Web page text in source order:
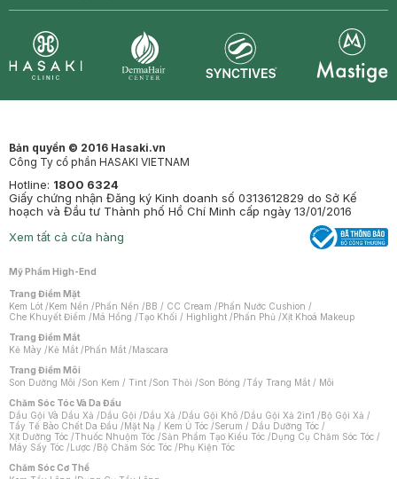
Bản quyền © 2016 Hasaki.vn
Công Ty cổ phần HASAKI VIETNAM
Hotline: 1800 6324
Giấy chứng nhận Đăng ký Kinh doanh số 0313612829 do Sở Kế
hoạch và Đầu tư Thành phố Hồ Chí Minh cấp ngày 13/01/2016
Xem tất cả cửa hàng
Mỹ Phẩm High-End
Trang Điểm Mặt
Kem Lót /Kem Nền /Phấn Nền /BB / CC Cream /Phấn Nước Cushion /
Che Khuyết Điểm /Má Hồng /Tạo Khối / Highlight /Phấn Phủ /Xịt Khoá Makeup
Trang Điểm Mắt
Kẻ Mày /Kẻ Mắt /Phấn Mắt /Mascara
Trang Điểm Môi
Son Dưỡng Môi /Son Kem / Tint /Son Thỏi /Son Bóng /Tẩy Trang Mắt / Môi
Chăm Sóc Tóc Và Da Đầu
Dầu Gội Và Dầu Xả /Dầu Gội /Dầu Xả /Dầu Gội Khô /Dầu Gội Xả 2in1 /Bộ Gội Xả /
Tẩy Tế Bào Chết Da Đầu /Mặt Nạ / Kem Ủ Tóc /Serum / Dầu Dưỡng Tóc /
Xịt Dưỡng Tóc /Thuốc Nhuộm Tóc /Sản Phẩm Tạo Kiểu Tóc /Dụng Cụ Chăm Sóc Tóc /
Máy Sấy Tóc /Lược /Bộ Chăm Sóc Tóc /Phụ Kiện Tóc
Chăm Sóc Cơ Thể